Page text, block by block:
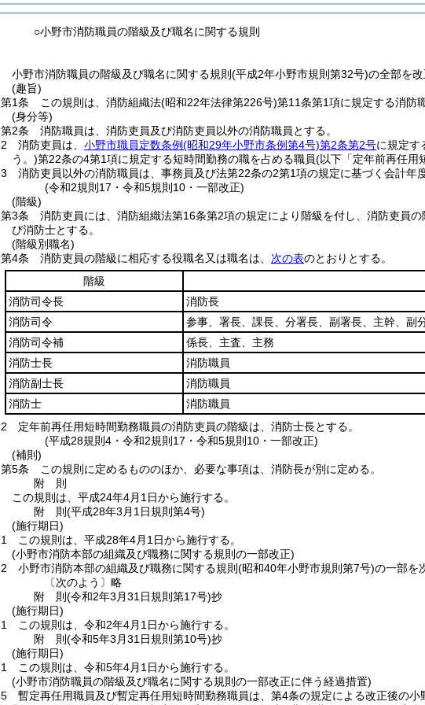
○小野市消防職員の階級及び職名に関する規則
小野市消防職員の階級及び職名に関する規則(平成2年小野市規則第32号)の全部を改
(趣旨)
第1条
この規則は、消防組織法(昭和22年法律第226号)第11条第1項に規定する消防
(身分等)
第2条
消防職員は、消防吏員及び消防吏員以外の消防職員とする。
2
消防吏員は、 小野市職員定数条例(昭和29年小野市条例第4号)第2条第2号に規定す
う。)第22条の4第1項に規定する短時間勤務の職を占める職員(以下「定年前再任用
3
消防吏員以外の消防職員は、事務員及び法第22条の2第1項の規定に基づく会計年
(令和2規則17・令和5規則10・一部改正)
(階級)
第3条
消防吏員には、消防組織法第16条第2項の規定により階級を付し、消防吏員
び消防士とする。
(階級別職名)
第4条
消防吏員の階級に相応する役職名又は職名は、 次の表のとおりとする。
階級
消防司令長
消防長
消防司令
参事、署長、課長、分署長、副署長、主幹、副
消防司令補
係長、主査、主務
消防士長
消防職員
消防副士長
消防職員
消防士
消防職員
2
定年前再任用短時間勤務職員の消防吏員の階級は、消防士長とする。
(平成28規則4・令和2規則17・令和5規則10・一部改正)
(補則)
第5条
この規則に定めるもののほか、必要な事項は、消防長が別に定める。
附 則
この規則は、平成24年4月1日から施行する。
附 則(平成28年3月1日規則第4号)
(施行期日)
1
この規則は、平成28年4月1日から施行する。
(小野市消防本部の組織及び職務に関する規則の一部改正)
2
小野市消防本部の組織及び職務に関する規則 (昭和40年小野市規則第7号)の一部を
〔次のよう〕略
附 則(令和2年3月31日規則第17号)抄
(施行期日)
1
この規則は、令和2年4月1日から施行する。
附 則(令和5年3月31日規則第10号)抄
(施行期日)
1
この規則は、令和5年4月1日から施行する。
(小野市消防職員の階級及び職名に関する規則の一部改正に伴う経過措置)
5
暫定再任用職員及び暫定再任用短時間勤務職員は、第4条の規定による改正後の